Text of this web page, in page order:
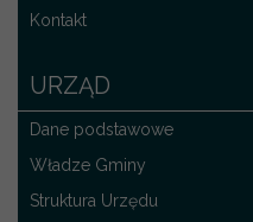
Kontakt
URZĄD
Dane podstawowe
Władze Gminy
Struktura Urzędu